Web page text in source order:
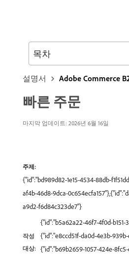
설명서 Adobe Commerce
빠른 주문
마지막 업데이트: 2026년 6월 16일
주제:
{"id":"bd989d82-1e15-4534-88db-
af4b-46d8-9dca-
a9d2-f6d84c323de7"}
작성
대상:
{"id":"b5a62a22-46f7-4f0d-b151-
{"id":"e8ccd51f-da0d-4e3b-
{"id":"b69b2659-1057-424e-
목차